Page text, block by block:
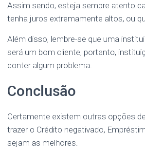
Assim sendo, esteja sempre atento
tenha juros extremamente altos, ou
Além disso, lembre-se que uma
será um bom cliente, portanto,
conter algum problema.
Conclusão
Certamente existem outras opções
trazer o Crédito negativado,
sejam as melhores.